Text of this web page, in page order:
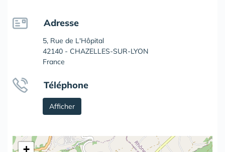
Adresse
5, Rue de L'Hôpital
42140 - CHAZELLES-SUR-LYON
France
Téléphone
Afficher
+